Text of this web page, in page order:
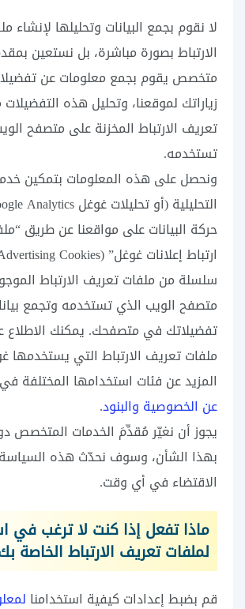
لا نقوم بجمع البيانات وتحليلها لإنشاء
الارتباط بصورة مباشرة، بل نستعين
متخصص يقوم بجمع معلومات عن
زياراتك لموقعنا، وتحليل هذه
تعريف الارتباط المخزنة على متصفح
تستخدمه.
ونحصل على هذه المعلومات بتمكين
حركة البيانات على مواقعنا عن طريق
سلسلة من ملفات تعريف الارتباط
متصفح الويب الذي تستخدمه وتجمع
تفضيلاتك في متصفحك. يمكنك الاطلاع
ملفات تعريف الارتباط التي يستخدمها
المزيد عن فئات استخدامها المختلفة في
عن الخصوصية والبنود.
يجوز أن نغيّر مُقدِّمَ الخدمات المتخصص
بهذا الشأن، وسوف نحدّث هذه
الاقتضاء في أي وقت.
ماذا تفعل إذا كنت لا ترغب في
لملفات تعريف الارتباط الخاصة
قم بضبط إعدادات كيفية استخدامنا